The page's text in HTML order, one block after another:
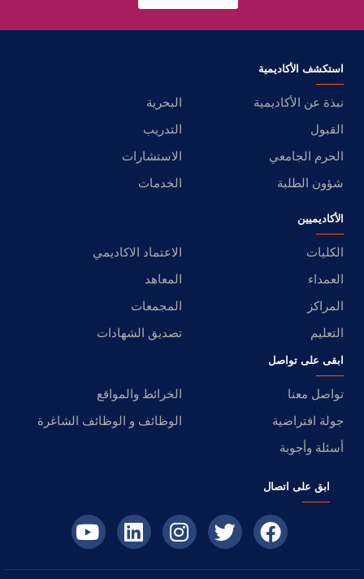
استكشف الأكاديمية
نبذة عن الأكاديمية
البحرية
القبول
التدريب
الحرم الجامعي
الاستشارات
شؤون الطلبة
الخدمات
الأكاديميين
الكليات
الاعتماد الاكاديمي
العمداء
المعاهد
المراكز
المجمعات
التعليم
تصديق الشهادات
ابقى على تواصل
تواصل معنا
الخرائط والمواقع
جولة افتراضية
الوظائف و الوظائف الشاغرة
أسئلة وأجوبة
ابق على اتصال